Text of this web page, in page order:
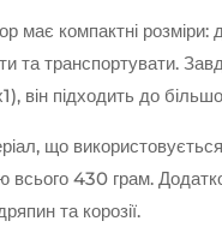
має компактні
та транспортувати.
він підходить до
що
всього 430 грам.
та корозії.